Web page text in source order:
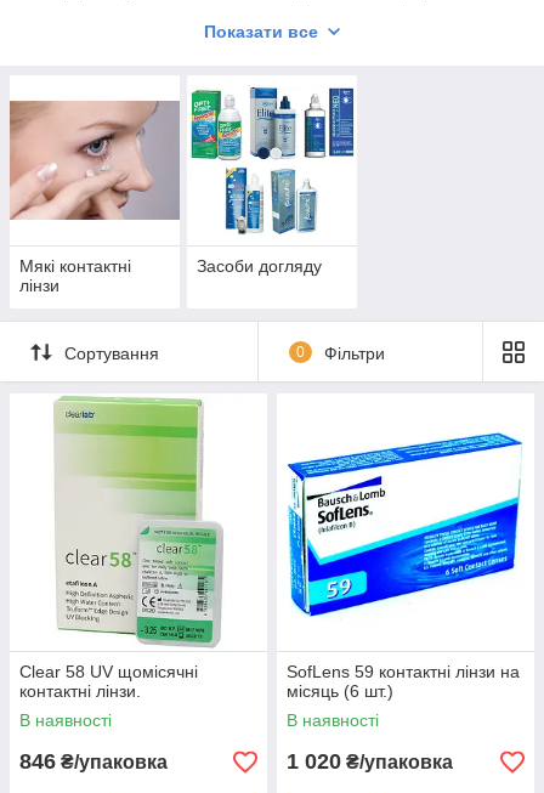
При замовленні від 500.00 грн доставка
Понад 800.00 грн + подарунок дорожній
набір.
Показати все
Мякі контактні
лінзи
Засоби догляду
Сортування 0 Фільтри
Clear 58 UV щомісячні
контактні лінзи.
В наявності
846 ₴/упаковка
SofLens 59 контактні лінзи на
місяць (6 шт.)
В наявності
1 020 ₴/упаковка